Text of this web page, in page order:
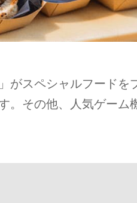
がスペシャルフードを
。その他、人気ゲーム